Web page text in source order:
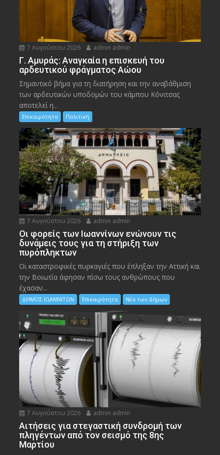
7 Αυγούστου 2026 admin admin
Γ. Αμυράς: Αναγκαία η επισκευή του
αρδευτικού φράγματος Αώου
Σημαντικό βήμα για τη διατήρηση και την αναβάθμιση
των αρδευτικών υποδομών του κάμπου Κόνιτσας
αποτελεί η...
Επικαιρότητα Πολιτική
7 Αυγούστου 2026 admin admin
Οι φορείς των Ιωαννίνων ενώνουν τις
δυνάμεις τους για τη στήριξη των
πυρόπληκτων
Οι καταστροφικές πυρκαγιές που έπληξαν την Αττική και
την Bοιωτία άφησαν πίσω τους ανθρώπους που
έχασαν...
ΔΗΜΟΣ ΙΩΑΝΝΙΤΩΝ Επικαιρότητα Νέα των Δήμων
7 Αυγούστου 2026 admin admin
Αιτήσεις για στεγαστική συνδρομή των
πληγέντων από τον σεισμό της 8ης
Μαρτίου